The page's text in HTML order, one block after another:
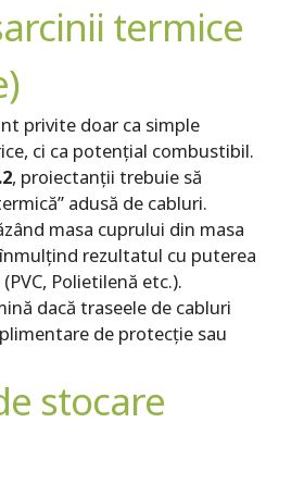
termice
privite doar ca simple
ci ca potențial combustibil.
, proiectanții trebuie să
adusă de cabluri.
masa cuprului din masa
rezultatul cu puterea
Polietilenă etc.).
dacă traseele de cabluri
de protecție sau
stocare